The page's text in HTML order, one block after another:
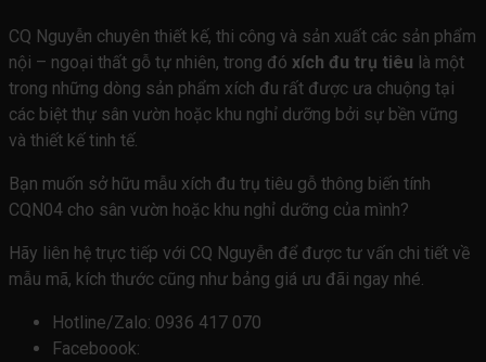
CQ Nguyễn chuyên thiết kế, thi công và sản xuất các sản phẩm
nội – ngoại thất gỗ tự nhiên, trong đó xích đu trụ tiêu là một
trong những dòng sản phẩm xích đu rất được ưa chuộng tại
các biệt thự sân vườn hoặc khu nghỉ dưỡng bởi sự bền vững
và thiết kế tinh tế.
Bạn muốn sở hữu mẫu xích đu trụ tiêu gỗ thông biến tính
CQN04 cho sân vườn hoặc khu nghỉ dưỡng của mình?
Hãy liên hệ trực tiếp với CQ Nguyễn để được tư vấn chi tiết về
mẫu mã, kích thước cũng như bảng giá ưu đãi ngay nhé.
Hotline/Zalo: 0936 417 070
Faceboook: